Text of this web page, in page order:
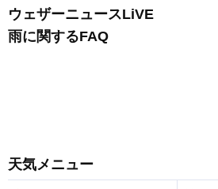
ウェザーニュースLiVE
雨に関するFAQ
天気メニュー